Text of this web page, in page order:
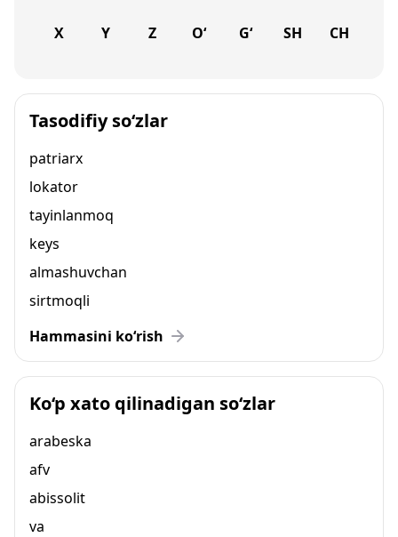
X Y Z O‘ G‘ SH CH
Tasodifiy so‘zlar
patriarx
lokator
tayinlanmoq
keys
almashuvchan
sirtmoqli
Hammasini ko‘rish
Ko‘p xato qilinadigan so‘zlar
arabeska
afv
abissolit
va